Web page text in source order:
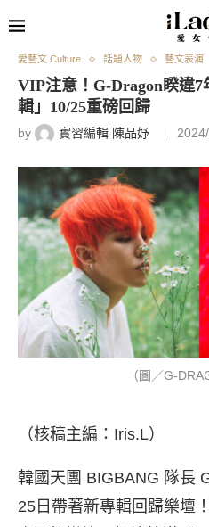
愛藝文 Culture 話題人物 藝文表演
VIP注意！G-Dragon睽違
輯」10/25重磅回歸
by 實習編輯 陳品妤
（圖／G-
（核稿主編：Iris.L）
韓國天團 BIGBANG 隊長
25日帶著新專輯回歸樂壇